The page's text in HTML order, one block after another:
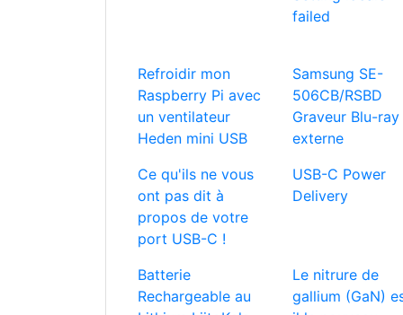
failed
Refroidir mon
Raspberry Pi avec
un ventilateur
Heden mini USB
Samsung SE-
506CB/RSBD
Graveur Blu-ray
externe
Ce qu'ils ne vous
ont pas dit à
propos de votre
port USB-C !
USB-C Power
Delivery
Batterie
Rechargeable au
Le nitrure de
gallium (GaN)